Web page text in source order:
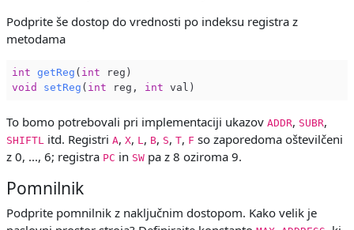
Podprite še dostop do vrednosti po indeksu registra z
metodama
int getReg ( int reg)
void
setReg ( int reg, int val)
To bomo potrebovali pri implementaciji ukazov ADDR, SUBR,
SHIFTL itd. Registri A, X, L , B, S, T, F so zaporedoma oštevilčeni
z 0, ..., 6; registra PC in SW pa z 8 oziroma 9.
Pomnilnik
Podprite pomnilnik z naključnim dostopom. Kako velik je